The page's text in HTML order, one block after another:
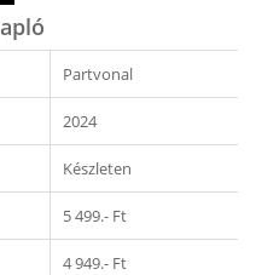
Partvonal
2024
Készleten
5 499.- Ft
4 949.- Ft